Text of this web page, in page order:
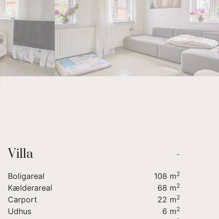
6
7
8
Villa -
Boligareal 108 m2
Kælderareal 68 m2
Carport 22 m2
Udhus 6 m2